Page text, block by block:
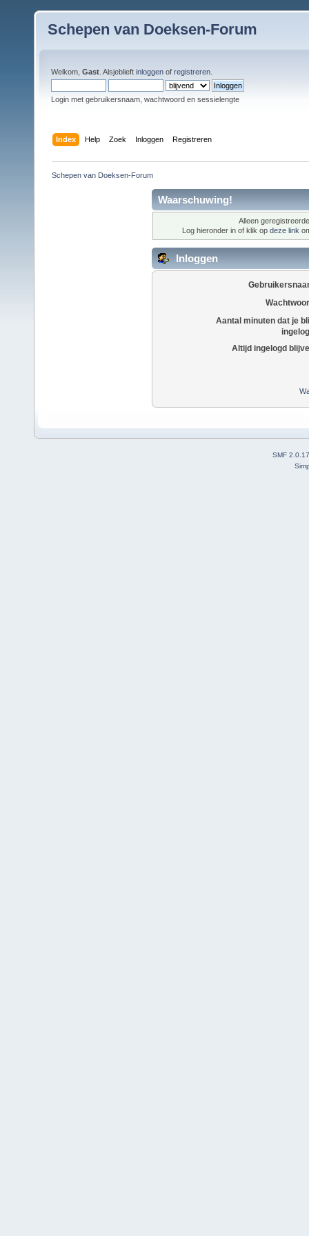
Schepen van Doeksen-Forum
Welkom, Gast . Alsjeblieft inloggen of registreren
Login met gebruikersnaam, wachtwoord en sessielengte
Index Help Zoek Inloggen Registreren
Schepen van Doeksen-Forum
Waarschuwing!
Alleen
Log hieronder in of klik op deze link
Inloggen
Aantal minuten dat je
Altijd ingelogd
SMF 2.0.17